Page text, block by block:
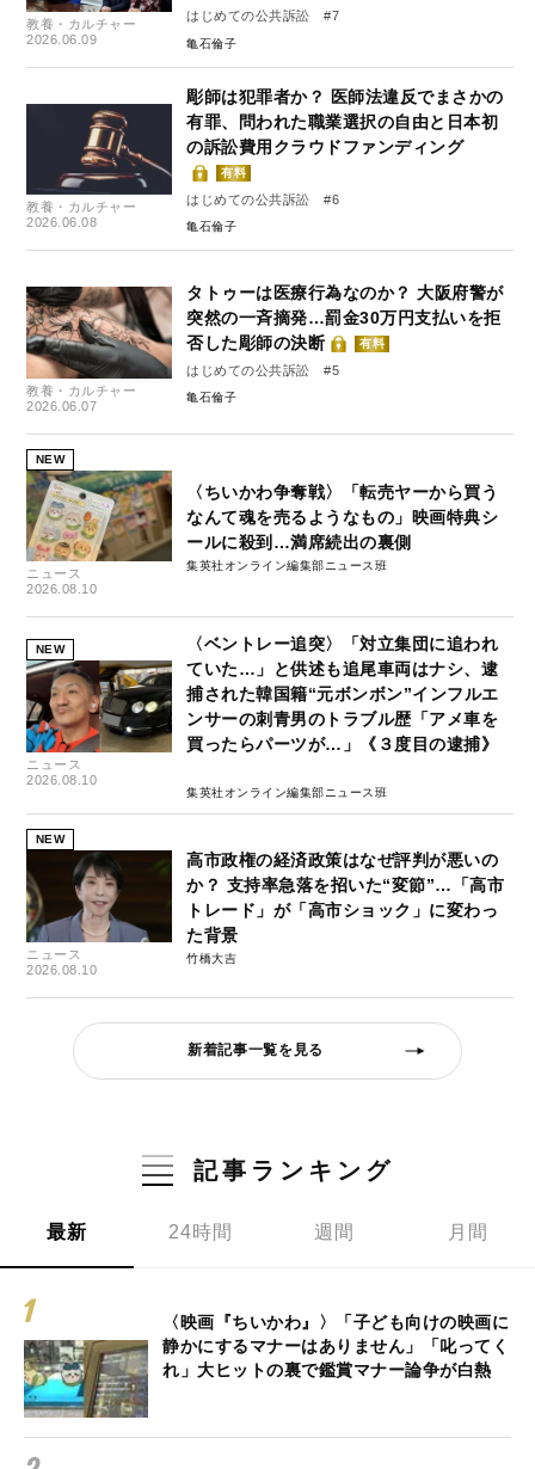
教養・カルチャー
2026.06.09
はじめての公共訴訟 #7
亀石倫子
教養・カルチャー
2026.06.08
彫師は犯罪者か？ 医師法違反でまさかの
有罪、問われた職業選択の自由と日本初
の訴訟費用クラウドファンディング
有料
はじめての公共訴訟 #6
亀石倫子
教養・カルチャー
2026.06.07
タトゥーは医療行為なのか？ 大阪府警が
突然の一斉摘発…罰金30万円支払いを拒
否した彫師の決断
有料
はじめての公共訴訟 #5
亀石倫子
NEW
ニュース
2026.08.10
〈ちいかわ争奪戦〉「転売ヤーから買う
なんて魂を売るようなもの」映画特典シ
ールに殺到…満席続出の裏側
集英社オンライン編集部ニュース班
NEW
ニュース
2026.08.10
〈ベントレー追突〉「対立集団に追われ
ていた…」と供述も追尾車両はナシ、逮
捕された韓国籍“元ボンボン”インフルエ
ンサーの刺青男のトラブル歴「アメ車を
買ったらパーツが…」《３度目の逮捕》
集英社オンライン編集部ニュース班
NEW
ニュース
2026.08.10
高市政権の経済政策はなぜ評判が悪いの
か？ 支持率急落を招いた“変節”…「高市
トレード」が「高市ショック」に変わっ
た背景
竹橋大吉
新着記事一覧を見る
記事ランキング
最新 24時間 週間 月間
〈映画『ちいかわ』〉「子ども向けの映画に
静かにするマナーはありません」「叱ってく
れ」大ヒットの裏で鑑賞マナー論争が白熱